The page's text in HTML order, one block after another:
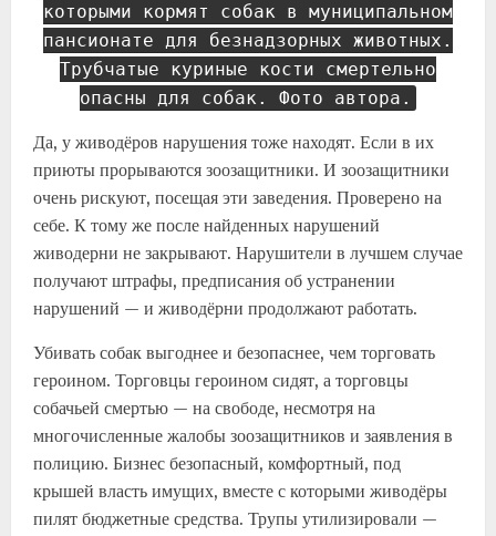
которыми кормят собак в муниципальном
пансионате для безнадзорных животных.
Трубчатые куриные кости смертельно
опасны для собак. Фото автора.
Да, у живодёров нарушения тоже находят. Если в их
приюты прорываются зоозащитники. И зоозащитники
очень рискуют, посещая эти заведения. Проверено на
себе. К тому же после найденных нарушений
живодерни не закрывают. Нарушители в лучшем случае
получают штрафы, предписания об устранении
нарушений — и живодёрни продолжают работать.
Убивать собак выгоднее и безопаснее, чем торговать
героином. Торговцы героином сидят, а торговцы
собачьей смертью — на свободе, несмотря на
многочисленные жалобы зоозащитников и заявления в
полицию. Бизнес безопасный, комфортный, под
крышей власть имущих, вместе с которыми живодёры
пилят бюджетные средства. Трупы утилизировали —